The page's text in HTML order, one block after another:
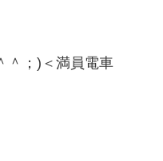
＾；)＜満員電車